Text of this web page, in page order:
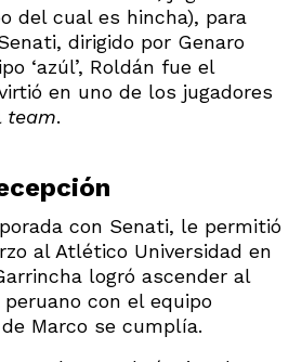
del cual es hincha), para
dirigido por Genaro
‘azúl’, Roldán fue el
en uno de los jugadores
team.
con Senati, le permitió
al Atlético Universidad en
logró ascender al
con el equipo
Marco se cumplía.